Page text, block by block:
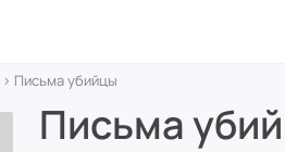
› Письма убийцы
Письма